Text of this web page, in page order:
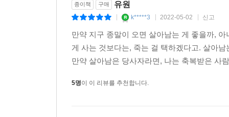
종이책 구매 유원
k*****3 2022-05-02 신고
만약 지구 종말이 오면 살아남는 게 좋을까,
게 사는 것보다는, 죽는 걸 택하겠다고. 살아
만약 살아남은 당사자라면, 나는 축복받은 사
5명이 이 리뷰를 추천합니다.